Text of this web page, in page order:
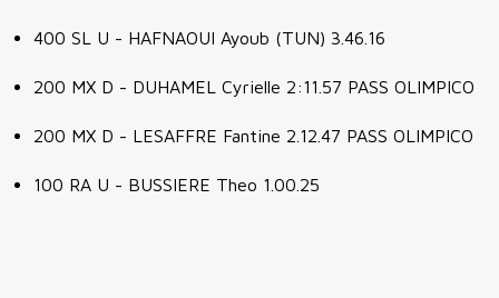
400 SL U - HAFNAOUI Ayoub (TUN) 3.46.16
200 MX D - DUHAMEL Cyrielle 2:11.57 PASS OLIMPICO
200 MX D - LESAFFRE Fantine 2.12.47 PASS OLIMPICO
100 RA U - BUSSIERE Theo 1.00.25